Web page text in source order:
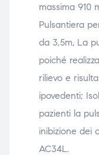
massima 910
Pulsantiera
da 3,5m, La
poiché
rilievo e
ipovedenti;
pazienti la
inibizione dei
AC34L.